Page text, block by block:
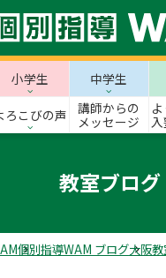
小学生 中学生
ろこびの声
講師からの
メッセージ
教室ブログ
個別指導WAM ブログ大阪